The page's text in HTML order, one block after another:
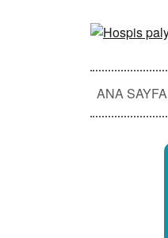
ANA SAYFA